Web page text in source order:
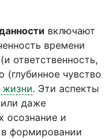
включают
времени
ответственность,
(глубинное чувство
жизни. Эти аспекты
даже
осознание и
формировании